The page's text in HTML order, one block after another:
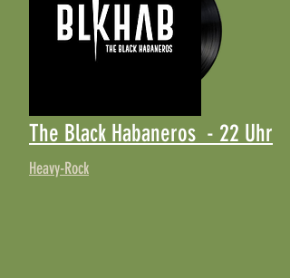
The Black Habaneros - 22 Uhr
Heavy-Rock